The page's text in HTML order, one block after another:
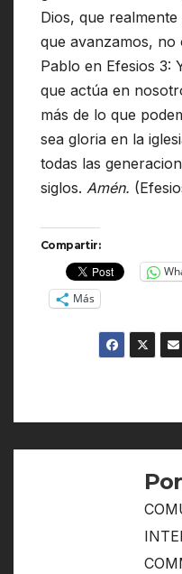
Dios, que
que avanzamos, no
Pablo en Efesios 3:
que actúa en
más de lo que
sea gloria en la
todas las
siglos. Amén.
Compartir:
Más
de
entradasPor